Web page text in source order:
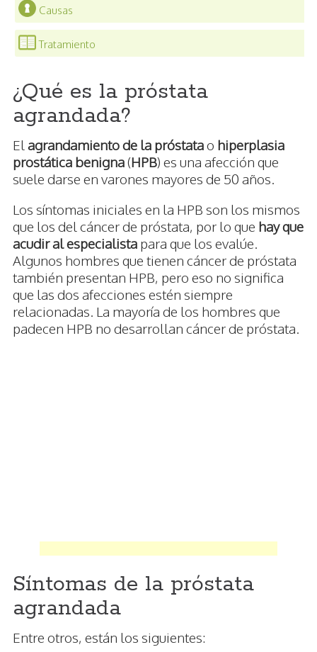
Causas
Tratamiento
¿Qué es la próstata
agrandada?
El agrandamiento de la próstatao hiperplasia
prostática benigna(HPB) es una afección que
suele darse en varones mayores de 50 años.
Los síntomas iniciales en la HPB son los mismos
que los del cáncer de próstata, por lo que hay que
acudir al especialista para que los evalúe.
Algunos hombres que tienen cáncer de próstata
también presentan HPB, pero eso no significa
que las dos afecciones estén siempre
relacionadas. La mayoría de los hombres que
padecen HPB no desarrollan cáncer de próstata.
Síntomas de la próstata
agrandada
Entre otros, están los siguientes: